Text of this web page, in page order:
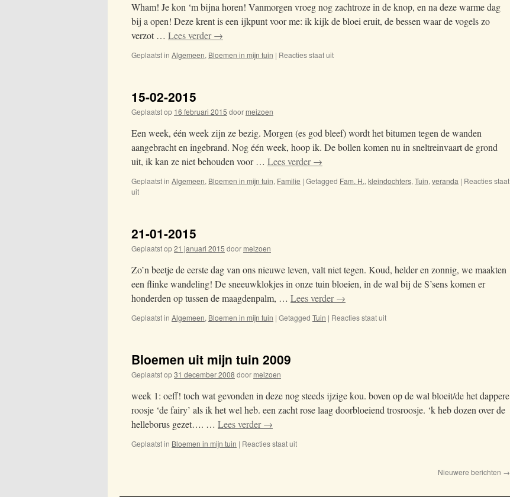
Wham! Je kon ‘m bijna horen! Vanmorgen vroeg nog zachtroze in de knop, en na deze warme dag
bij a open! Deze krent is een ijkpunt voor me: ik kijk de bloei eruit, de bessen waar de vogels zo
verzot … Lees verder→
Geplaatst in Algemeen, Bloemen in mijn tuin | Reacties staat uit
15-02-2015
Geplaatst op 16 februari 2015 doormeizoen
Een week, één week zijn ze bezig. Morgen (es god bleef) wordt het bitumen tegen de wanden
aangebracht en ingebrand. Nog één week, hoop ik. De bollen komen nu in sneltreinvaart de grond
uit, ik kan ze niet behouden voor … Lees verder→
Geplaatst in Algemeen, Bloemen in mijn tuin, Familie | Getagged Fam. H., kleindochters, Tuin, veranda | Reacties staat
uit
21-01-2015
Geplaatst op21 januari 2015 doormeizoen
Zo’n beetje de eerste dag van ons nieuwe leven, valt niet tegen. Koud, helder en zonnig, we maakten
een flinke wandeling! De sneeuwklokjes in onze tuin bloeien, in de wal bij de S’sens komen er
honderden op tussen de maagdenpalm, … Lees verder→
Geplaatst in Algemeen, Bloemen in mijn tuin | Getagged Tuin | Reacties staat uit
Bloemen uit mijn tuin 2009
Geplaatst op31 december 2008 doormeizoen
week 1: oeff! toch wat gevonden in deze nog steeds ijzige kou. boven op de wal bloeit/de het dappere
roosje ‘de fairy’ als ik het wel heb. een zacht rose laag doorbloeiend trosroosje. ‘k heb dozen over de
helleborus gezet…. … Lees verder→
Geplaatst in Bloemen in mijn tuin | Reacties staat uit
Nieuwere berichten →